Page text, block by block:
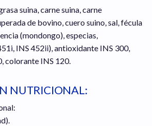
suina, carne suina, carne
de bovino, cuero suino, sal, fécula
(mondongo), especias,
INS 452ii), antioxidante INS 300,
colorante INS 120.
NUTRICIONAL: